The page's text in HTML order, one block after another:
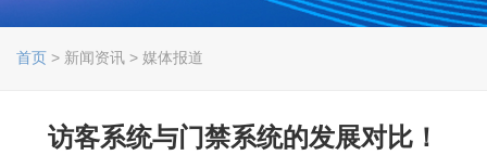
首页 > 新闻资讯 > 媒体报道
访客系统与门禁系统的发展对比！